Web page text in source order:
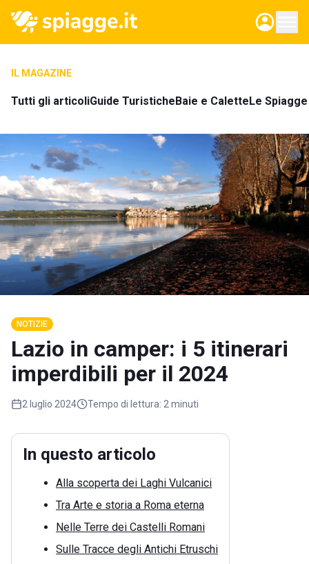
IL MAGAZINE
Tutti gli articoliGuide TuristicheBaie e CaletteLe
NOTIZIE
Lazio in camper: i 5 itinerari
imperdibili per il 2024
2 luglio 2024 Tempo di lettura: 2 minuti
In questo articolo
Alla scoperta dei Laghi Vulcanici
Tra Arte e storia a Roma eterna
Nelle Terre dei Castelli Romani
Sulle Tracce degli Antichi Etruschi